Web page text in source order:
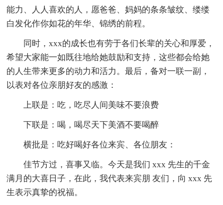
能力、人人喜欢的人，愿爸爸、妈妈的条条皱纹、缕缕
白发化作你如花的年华、锦绣的前程。
同时，xxx的成长也有劳于各们长辈的关心和厚爱，
希望大家能一如既往地给她鼓励和支持，这些都会给她
的人生带来更多的动力和活力。最后，备对一联一副，
以表对各位亲朋好友的感激：
上联是：吃，吃尽人间美味不要浪费
下联是：喝，喝尽天下美酒不要喝醉
横批是：吃好喝好各位来宾、各位朋友：
佳节方过，喜事又临。今天是我们 xxx 先生的千金
满月的大喜日子，在此，我代表来宾朋 友们，向 xxx 先
生表示真挚的祝福。